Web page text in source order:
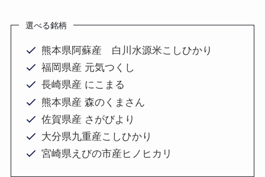
選べる銘柄
熊本県阿蘇産 白川水源米こしひかり
福岡県産 元気つくし
長崎県産 にこまる
熊本県産 森のくまさん
佐賀県産 さがびより
大分県九重産こしひかり
宮崎県えびの市産ヒノヒカリ